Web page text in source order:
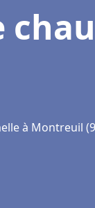
à Montreuil